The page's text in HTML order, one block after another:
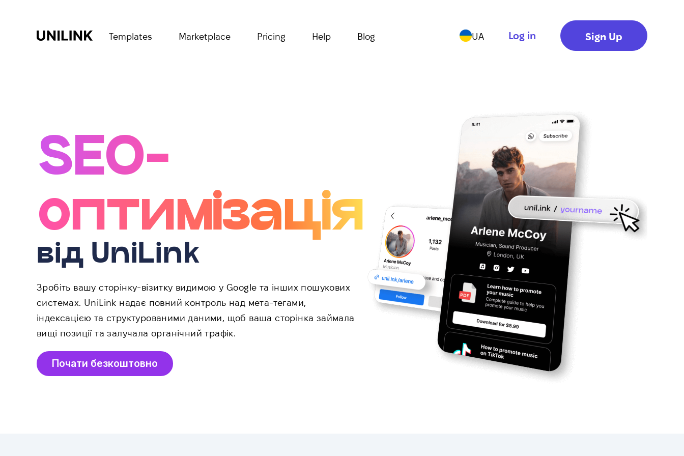
Templates Marketplace Pricing Help Blog UA Log in Sign Up
SEO-
оптимізація
від UniLink
Зробіть вашу сторінку-візитку видимою у Google та інших пошукових
системах. UniLink надає повний контроль над мета-тегами,
індексацією та структурованими даними, щоб ваша сторінка займала
вищі позиції та залучала органічний трафік.
Почати безкоштовно